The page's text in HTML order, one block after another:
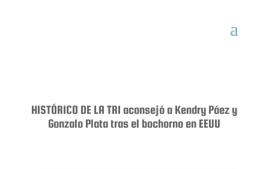
HISTÓRICO DE LA TRI aconsejó a Kendry Páez y
Gonzalo Plata tras el bochorno en EEUU